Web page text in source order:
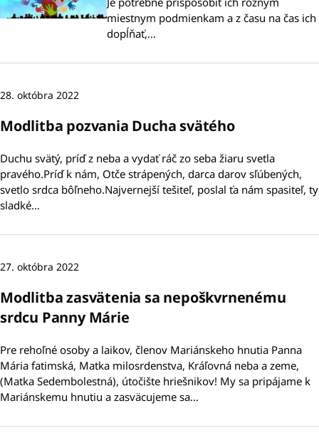
miestnym podmienkam a z času na čas ich
dopĺňať,…
28. októbra 2022
Modlitba pozvania Ducha svätého
Duchu svätý, príď z neba a vydať ráč zo seba žiaru svetla
pravého.Príď k nám, Otče strápených, darca darov sľúbených,
svetlo srdca bôľneho.Najvernejší tešiteľ, poslal ťa nám spasiteľ, ty
sladké…
27. októbra 2022
Modlitba zasvätenia sa nepoškvrnenému
srdcu Panny Márie
Pre rehoľné osoby a laikov, členov Mariánskeho hnutia Panna
Mária fatimská, Matka milosrdenstva, Kráľovná neba a zeme,
(Matka Sedembolestná), útočište hriešnikov! My sa pripájame k
Mariánskemu hnutiu a zasväcujeme sa…